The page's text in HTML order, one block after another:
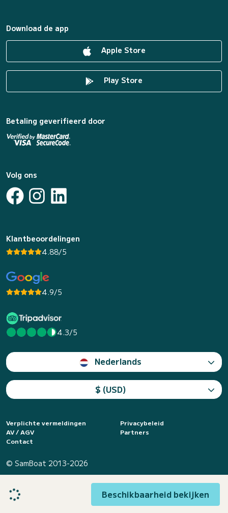
Beschikbaarheid bekijken
Download de app
Apple Store
Play Store
Betaling geverifieerd door
Volg ons
Klantbeoordelingen
4.88/5
4.9/5
4.3/5
Nederlands
$ (USD)
Verplichte vermeldingen
Privacybeleid
AV / AGV
Partners
Contact
© SamBoat 2013-2026